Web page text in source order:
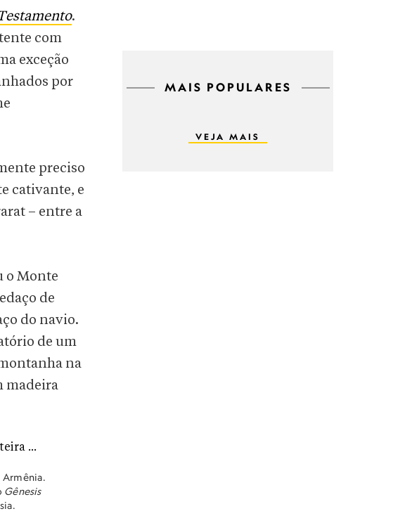
.
com
exceção
por
preciso
cativante, e
– entre a
o Monte
de
do navio.
de um
na
madeira
Armênia.
Gênesis
MAIS POPULARES
VEJA MAIS